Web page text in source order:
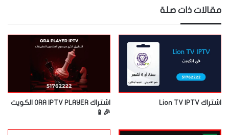
مقالات ذات صلة
اشتراك Lion TV IPTV
اشتراك ORA IPTV PLAYER الكويت
🎉📱